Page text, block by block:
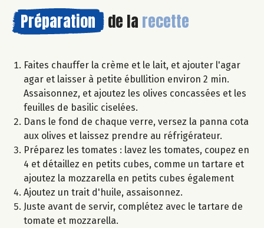
Préparation de la recette
Faites chauffer la crème et le lait, et ajouter l'agar
agar et laisser à petite ébullition environ 2 min.
Assaisonnez, et ajoutez les olives concassées et les
feuilles de basilic ciselées.
Dans le fond de chaque verre, versez la panna cota
aux olives et laissez prendre au réfrigérateur.
Préparez les tomates : lavez les tomates, coupez en
4 et détaillez en petits cubes, comme un tartare et
ajoutez la mozzarella en petits cubes également
Ajoutez un trait d'huile, assaisonnez.
Juste avant de servir, complétez avec le tartare de
tomate et mozzarella.